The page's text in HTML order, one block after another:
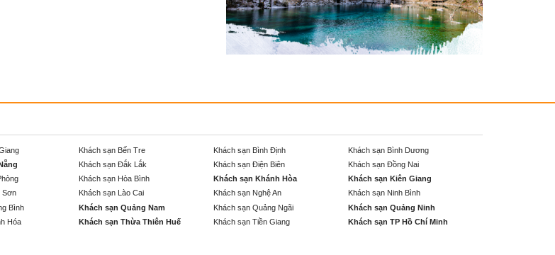
Khách sạn Bến Tre Khách sạn Bình Định
Khách sạn Bình Dương
Khách sạn Đắk Lắk Khách sạn Điện Biên
Khách sạn Đồng Nai
Khách sạn Hòa Bình Khách sạn Khánh Hòa
Khách sạn Kiên Giang
Sơn Khách sạn Lào Cai Khách sạn Nghệ An
Khách sạn Ninh Bình
Bình Khách sạn Quảng Nam Khách sạn Quảng Ngãi
Khách sạn Quảng Ninh
Hóa Khách sạn Thừa Thiên Huế Khách sạn Tiền Giang
Khách sạn TP Hồ Chí Minh